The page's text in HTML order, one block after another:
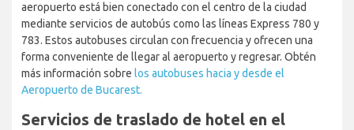
aeropuerto está bien conectado con el centro de la ciudad
mediante servicios de autobús como las líneas Express 780 y
783. Estos autobuses circulan con frecuencia y ofrecen una
forma conveniente de llegar al aeropuerto y regresar. Obtén
más información sobre los autobuses hacia y desde el
Aeropuerto de Bucarest.
Servicios de traslado de hotel en el